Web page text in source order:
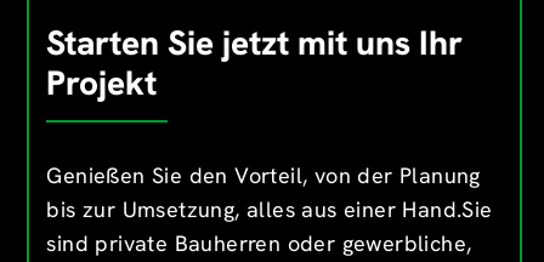
Starten Sie jetzt mit uns Ihr
Projekt
Genießen Sie den Vorteil, von der Planung
bis zur Umsetzung, alles aus einer Hand.Sie
sind private Bauherren oder gewerbliche,